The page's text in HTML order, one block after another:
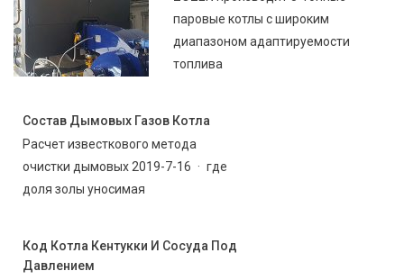
паровые котлы с широким
диапазоном адаптируемости
топлива
Состав Дымовых Газов Котла
Расчет известкового метода
очистки дымовых 2019-7-16 · где
доля золы уносимая
Код Котла Кентукки И Сосуда Под
Давлением